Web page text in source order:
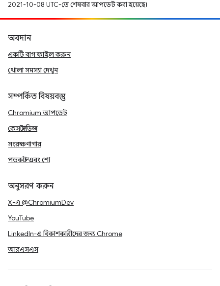
2021-10-08 UTC-তে শেষবার আপডেট করা হয়েছে।
অবদান
একটি বাগ ফাইল করুন
খোলা সমস্যা দেখুন
সম্পর্কিত বিষয়বস্তু
Chromium আপডেট
কেস স্টাডিজ
সংরক্ষণাগার
পডকাস্ট এবং শো
অনুসরণ করুন
X-এ @ChromiumDev
YouTube
LinkedIn-এ বিকাশকারীদের জন্য Chrome
আরএসএস